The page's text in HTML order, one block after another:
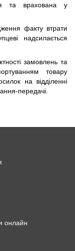
та врахована у
факту втрати
надсилається
замовлень та
товару
на відділенні
передачі.
онлайн